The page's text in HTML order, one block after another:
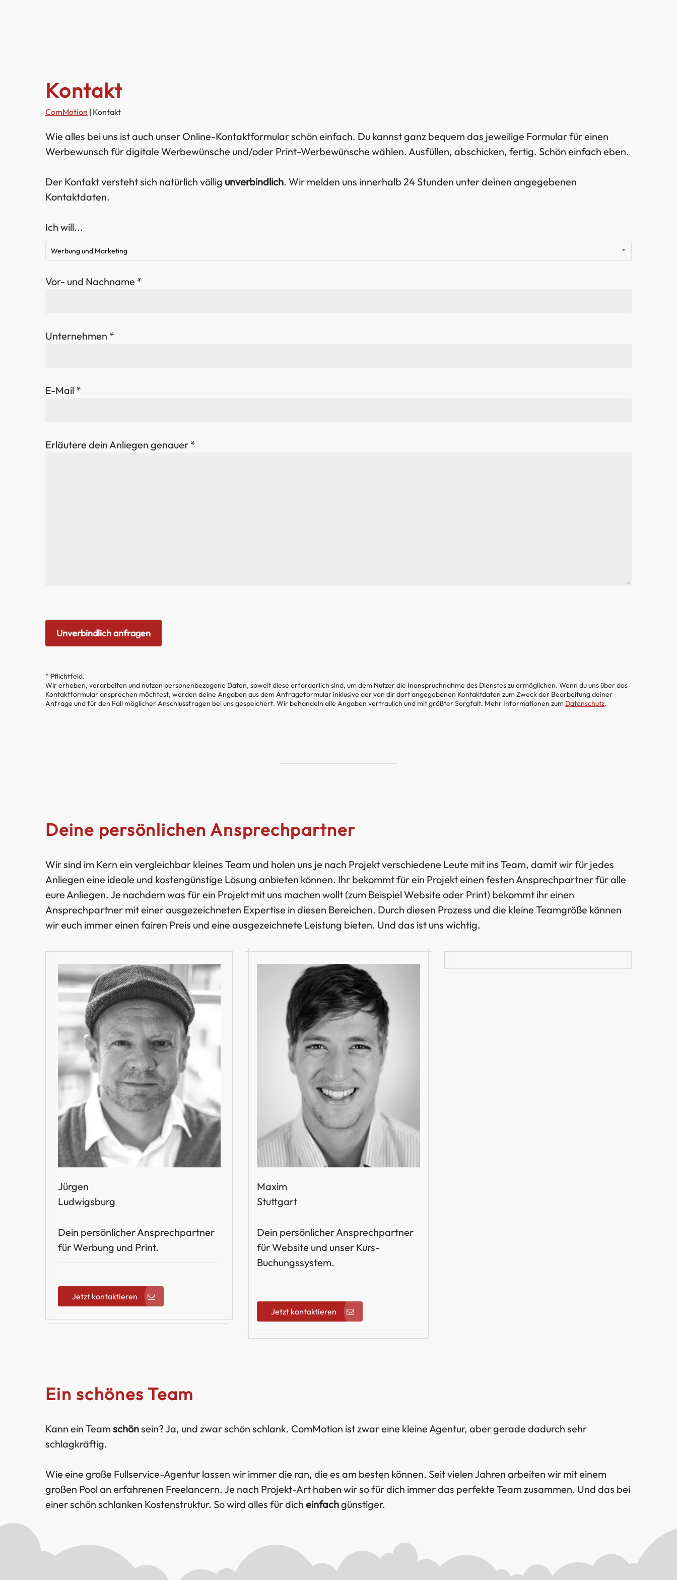
Kontakt
ComMotion | Kontakt
Wie alles bei uns ist auch unser Online-Kontaktformular schön einfach. Du kannst ganz bequem das jeweilige Formular für einen
Werbewunsch für digitale Werbewünsche und/oder Print-Werbewünsche wählen. Ausfüllen, abschicken, fertig. Schön einfach eben.
Der Kontakt versteht sich natürlich völlig unverbindlich. Wir melden uns innerhalb 24 Stunden unter deinen angegebenen
Kontaktdaten.
Ich will...
Werbung und Marketing
Vor- und Nachname *
Unternehmen *
E-Mail *
Erläutere dein Anliegen genauer *
* Pflichtfeld.
Wir erheben, verarbeiten und nutzen personenbezogene Daten, soweit diese erforderlich sind, um dem Nutzer die Inanspruchnahme des Dienstes zu ermöglichen. Wenn du uns über das
Kontaktformular ansprechen möchtest, werden deine Angaben aus dem Anfrageformular inklusive der von dir dort angegebenen Kontaktdaten zum Zweck der Bearbeitung deiner
Anfrage und für den Fall möglicher Anschlussfragen bei uns gespeichert. Wir behandeln alle Angaben vertraulich und mit größter Sorgfalt. Mehr Informationen zum Datenschutz.
Deine persönlichen Ansprechpartner
Wir sind im Kern ein vergleichbar kleines Team und holen uns je nach Projekt verschiedene Leute mit ins Team, damit wir für jedes
Anliegen eine ideale und kostengünstige Lösung anbieten können. Ihr bekommt für ein Projekt einen festen Ansprechpartner für alle
eure Anliegen. Je nachdem was für ein Projekt mit uns machen wollt (zum Beispiel Website oder Print) bekommt ihr einen
Ansprechpartner mit einer ausgezeichneten Expertise in diesen Bereichen. Durch diesen Prozess und die kleine Teamgröße können
wir euch immer einen fairen Preis und eine ausgezeichnete Leistung bieten. Und das ist uns wichtig.
Jürgen
Ludwigsburg
Dein persönlicher Ansprechpartner
für Werbung und Print.
Jetzt kontaktieren
Maxim
Stuttgart
Dein persönlicher Ansprechpartner
für Website und unser Kurs-
Buchungssystem.
Jetzt kontaktieren
Ein schönes Team
Kann ein Teamschönsein? Ja, und zwar schön schlank. ComMotion ist zwar eine kleine Agentur, aber gerade dadurch sehr
schlagkräftig.
Wie eine große Fullservice-Agentur lassen wir immer die ran, die es am besten können. Seit vielen Jahren arbeiten wir mit einem
großen Pool an erfahrenen Freelancern. Je nach Projekt-Art haben wir so für dich immer das perfekte Team zusammen. Und das bei
einer schön schlanken Kostenstruktur. So wird alles für dicheinfachgünstiger.